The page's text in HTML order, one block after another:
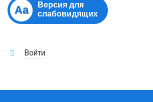
Aa
Версия для
слабовидящих
Войти